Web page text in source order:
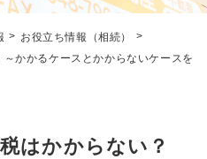
お役立ち情報（相続）
かかるケースとかからないケースを
はかからない？